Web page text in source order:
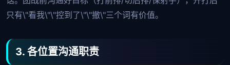
只有\"看我\"\"控到了\"\"撤\"三个词有价值。
3. 各位置沟通职责